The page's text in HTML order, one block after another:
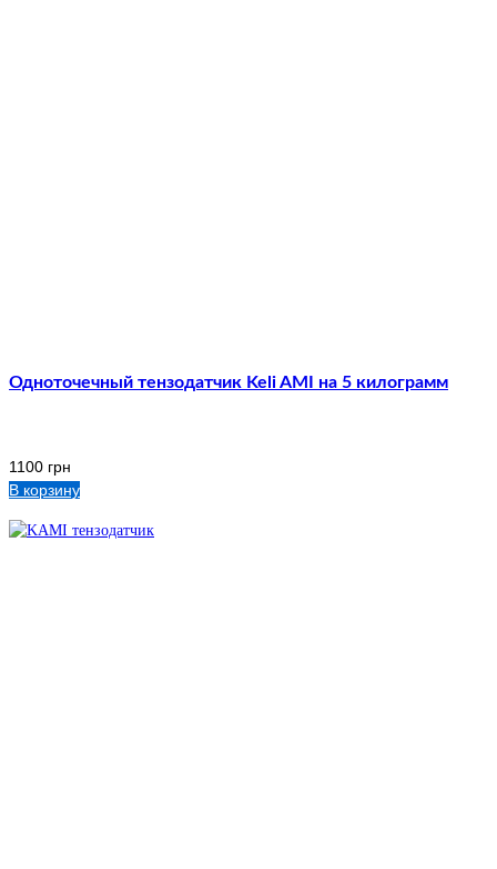
Одноточечный тензодатчик Keli AMI на 5 килограмм
1100 грн
В корзину